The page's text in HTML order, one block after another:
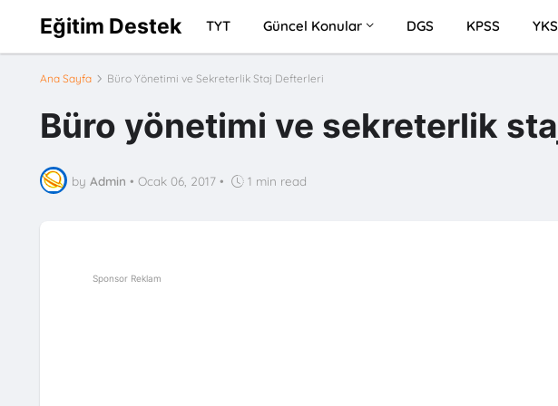
Eğitim Destek TYT Güncel Konular DGS KPSS YKS
Ana Sayfa Büro Yönetimi ve Sekreterlik Staj Defterleri
Büro yönetimi ve sekreterlik
by Admin • Ocak 06, 2017 • 1 min read
Sponsor Reklam